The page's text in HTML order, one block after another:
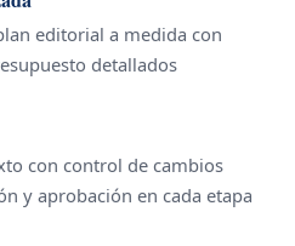
editorial a medida con
detallados
con control de cambios
y aprobación en cada etapa